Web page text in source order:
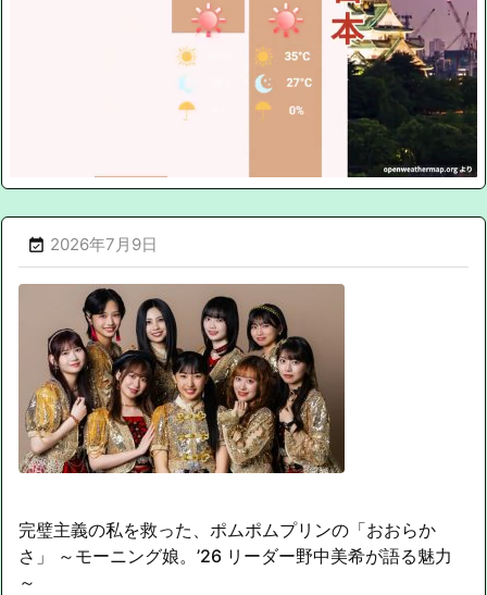
 2026年7月9日
完璧主義の私を救った、ポムポムプリンの「おおらか
さ」 ～モーニング娘。’26 リーダー野中美希が語る魅力
～